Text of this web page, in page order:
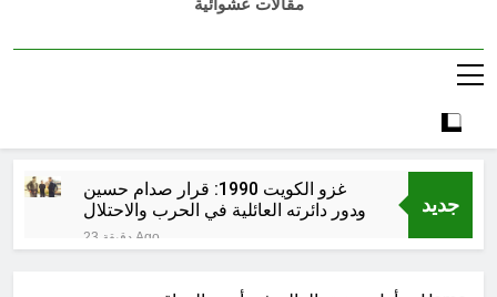
مقالات عشوائية
جديد
غزو الكويت 1990: قرار صدام حسين
ودور دائرته العائلية في الحرب والاحتلال
وعمليات النهب
23 دقيقة Ago